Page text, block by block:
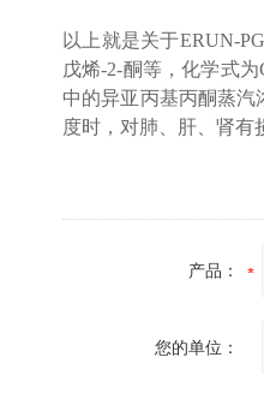
以上就是关于ERUN-
戊烯-2-酮等，化学式
中的异亚丙基丙酮蒸
度时，对肺、肝、肾有
产品：
您的单位：